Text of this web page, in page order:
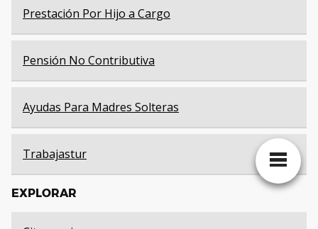
Prestación Por Hijo a Cargo
Pensión No Contributiva
Ayudas Para Madres Solteras
Trabajastur
EXPLORAR